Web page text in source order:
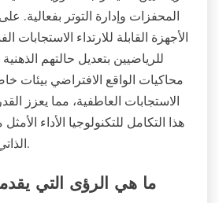
المحفزات وإدارة التوتر بفعالية.
الأجهزة القابلة للارتداء الاستجابات
للرياضيين بتعديل حالتهم
محاكيات الواقع الافتراضي بيئات
الاستجابات العاطفية، مما يعزز
هذا التكامل للتكنولوجيا الأداء
الذاتي والسيطرة العاطفية.
ما هي الرؤى التي